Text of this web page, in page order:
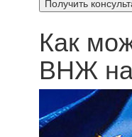
Как
ВНЖ